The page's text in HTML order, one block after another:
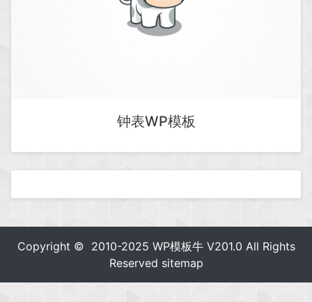
钟表WP模板
Copyright © 2010-2025 WP模板牛V201.0 All Rights
Reserved sitemap